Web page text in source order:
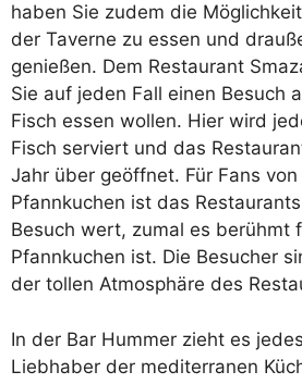
haben Sie zudem die
der Taverne zu essen und
genießen. Dem Restaurant
Sie auf jeden Fall einen Besuch
Fisch essen wollen. Hier wird
Fisch serviert und das
Jahr über geöffnet. Für Fans
Pfannkuchen ist das
Besuch wert, zumal es berühmt
Pfannkuchen ist. Die Besucher
der tollen Atmosphäre des
In der Bar Hummer zieht es
Liebhaber der mediterranen